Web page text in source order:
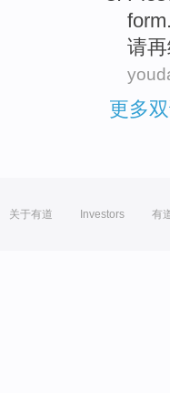
form.
请再
更多
关于有道 Investors 有